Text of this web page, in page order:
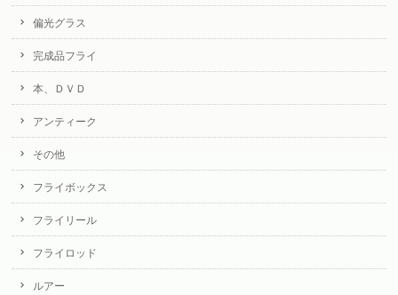
偏光グラス
完成品フライ
本、ＤＶＤ
アンティーク
その他
フライボックス
フライリール
フライロッド
ルアー